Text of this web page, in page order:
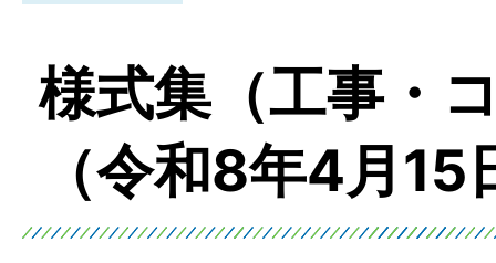
様式集（工事・
（令和8年4月15